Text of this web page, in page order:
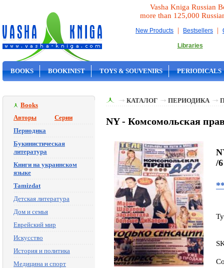
Vasha Kniga Russian
more than 125,000
New Products | Bestsellers |
Libraries
BOOKS BOOKINIST TOYS & SOUVENIRS PERIODICALS
Books
Авторы
Серии
Периодика
Букинистическая
литература
Книги на украинском
языке
Tamizdat
Детская литература
Дом и семья
Еврейский мир
Искусство
История и политика
Медицина и спорт
КАТАЛОГ ПЕРИОДИКА
NY - Комсомольская
/